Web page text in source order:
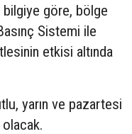
bilgiye göre, bölge
Sistemi ile
etkisi altında
yarın ve pazartesi